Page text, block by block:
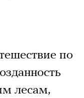
по
лесам,